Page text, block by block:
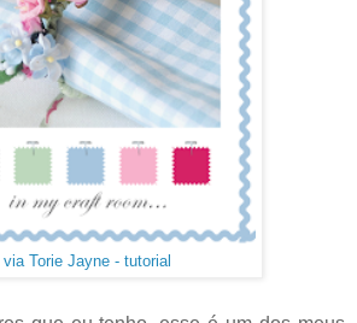
via Torie Jayne - tutorial